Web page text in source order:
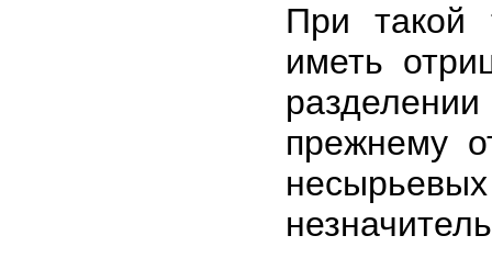
При такой
иметь
прежнему
несырьевых